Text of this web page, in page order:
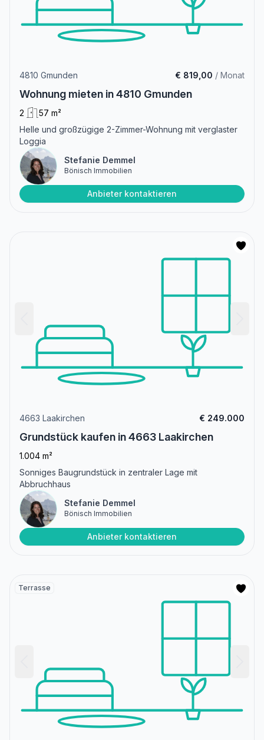
4810 Gmunden € 819,00 / Monat
Wohnung mieten in 4810 Gmunden
2
57 m²
Helle und großzügige 2-Zimmer-Wohnung mit verglaster
Loggia
Stefanie Demmel
Bönisch Immobilien
Anbieter kontaktieren
4663 Laakirchen € 249.000
Grundstück kaufen in 4663 Laakirchen
1.004 m²
Sonniges Baugrundstück in zentraler Lage mit
Abbruchhaus
Stefanie Demmel
Bönisch Immobilien
Anbieter kontaktieren
Terrasse